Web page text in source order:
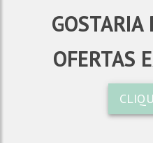
GOSTARIA
OFERTAS